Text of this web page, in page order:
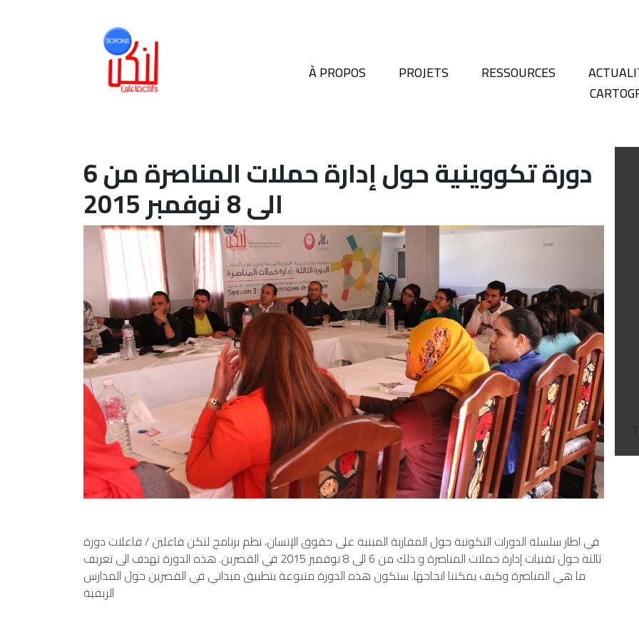
À PROPOS PROJETS RESSOURCES
دورة تكووينية حول إدارة حملات المناصرة من 6
الى 8 نوفمبر 2015
في اطار سلسلة الدورات التكونية حول المقاربة المبنية على حقوق الإنسان، نظم برنامج لنكن فاعلين / فاعلات دورة
ثالثة حول تقنيات إدارة حملات المناصرة و ذلك من 6 الى 8 نوفمبر 2015 في القصرين. هذه الدورة تهدف الى تعريف
ما هي المناصرة وكيف يمكننا انجاحها. ستكون هذه الدورة متبوعة بتطبيق ميداني في القصرين حول المدارس
الريفية